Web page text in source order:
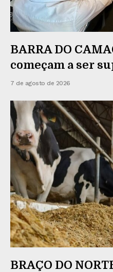
BARRA DO
começam a ser
7 de agosto de 2026
BRAÇO DO